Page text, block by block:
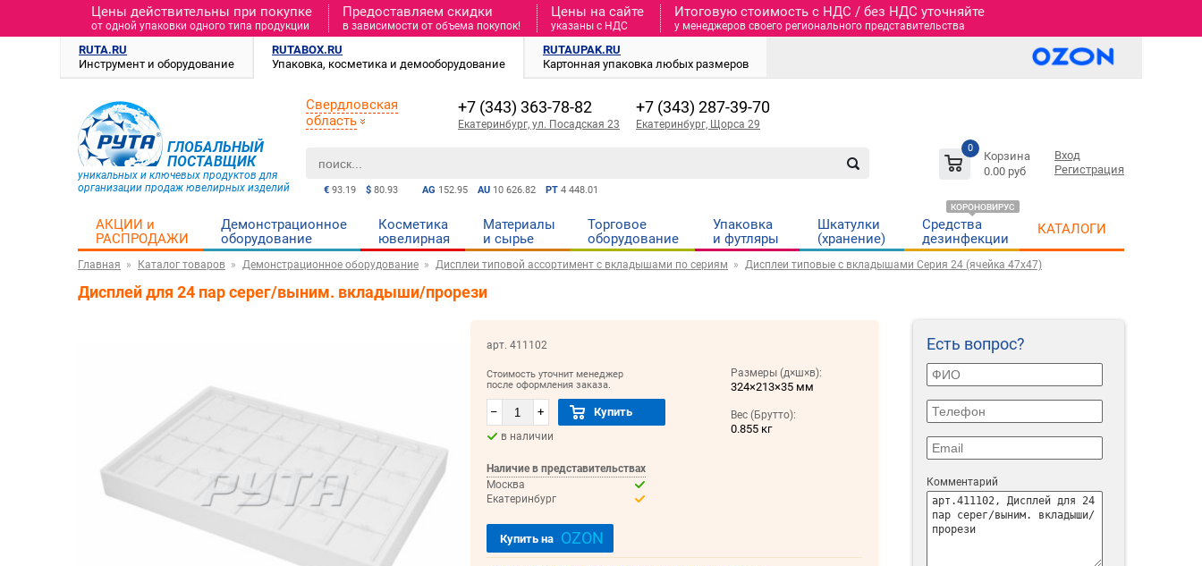
Цены действительны при покупке
от одной упаковки одного типа продукции
Предоставляем скидки
в зависимости от объема покупок!
Цены на сайте
указаны с НДС
Итоговую стоимость c НДС / без НДС уточняйте
у менеджеров своего регионального представительства
RUTA.RU
Инструмент и оборудование
RUTABOX.RU
Упаковка, косметика и демооборудование
RUTAUPAK.RU
Картонная упаковка любых размеров
ГЛОБАЛЬНЫЙ
ПОСТАВЩИК
уникальных и ключевых продуктов для
организации продаж ювелирных изделий
AG 152.95 AU 10 626.82 PT 4 448.01
€ 93.19 $ 80.93
0
Корзина
0.00 руб
Вход
Регистрация
Свердловская
область
+7 (343) 363-78-82
Екатеринбург, ул. Посадская 23
+7 (343) 287-39-70
Екатеринбург, Щорса 29
АКЦИИ и
РАСПРОДАЖИ
Демонстрационное
оборудование
Косметика
ювелирная
Материалы
и cырье
Торговое
оборудование
Упаковка
и футляры
Шкатулки
(хранение)
Средства
дезинфекции
КОРОНОВИРУС
КАТАЛОГИ
Главная Каталог товаров Демонстрационное оборудование Дисплеи типовой ассортимент с вкладышами по сериям Дисплеи типовые c вкладышами Серия 24 (ячейка 47х47)
Дисплей для 24 пар серег/выним. вкладыши/прорези
Есть вопрос?
Комментарий
арт. 411102
Стоимость уточнит менеджер
после оформления заказа.
– + Купить
в наличии
Наличие в представительствах
Москва
Екатеринбург
Размеры (д×ш×в):
324×213×35 мм
Вес (Брутто):
0.855 кг
Купить на OZON